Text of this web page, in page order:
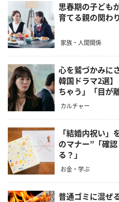
思春期の子ども
育てる親の関わ
家族・人間関係
心を鷲づかみに
韓国ドラマ2選
ちゃう」「目が
カルチャー
「結婚内祝い
のマナー”「確
る？」
お金・学ぶ
普通ゴミに混ぜ